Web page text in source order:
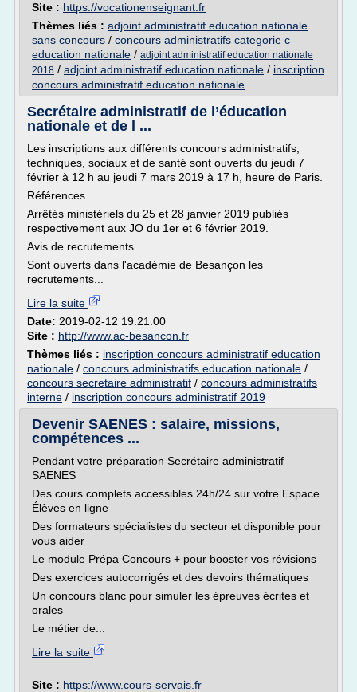
Site : https://vocationenseignant.fr
Thèmes liés : adjoint administratif education nationale
sans concours / concours administratifs categorie c
education nationale / adjoint administratif education nationale
2018 / adjoint administratif education nationale / inscription
concours administratif education nationale
Secrétaire administratif de l’éducation
nationale et de l ...
Les inscriptions aux différents concours administratifs,
techniques, sociaux et de santé sont ouverts du jeudi 7
février à 12 h au jeudi 7 mars 2019 à 17 h, heure de Paris.
Références
Arrêtés ministériels du 25 et 28 janvier 2019 publiés
respectivement aux JO du 1er et 6 février 2019.
Avis de recrutements
Sont ouverts dans l'académie de Besançon les
recrutements...
Lire la suite
Date: 2019-02-12 19:21:00
Site : http://www.ac-besancon.fr
Thèmes liés : inscription concours administratif education
nationale / concours administratifs education nationale /
concours secretaire administratif / concours administratifs
interne / inscription concours administratif 2019
Devenir SAENES : salaire, missions,
compétences ...
Pendant votre préparation Secrétaire administratif
SAENES
Des cours complets accessibles 24h/24 sur votre Espace
Élèves en ligne
Des formateurs spécialistes du secteur et disponible pour
vous aider
Le module Prépa Concours + pour booster vos révisions
Des exercices autocorrigés et des devoirs thématiques
Un concours blanc pour simuler les épreuves écrites et
orales
Le métier de...
Lire la suite
Site : https://www.cours-servais.fr